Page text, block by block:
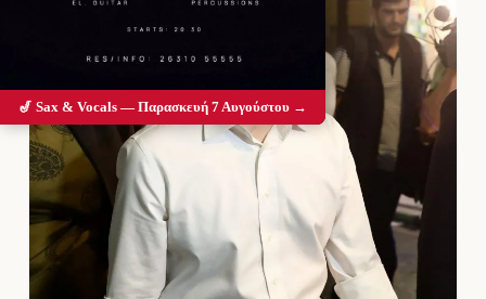
🎷 Sax & Vocals — Παρασκευή 7 Αυγούστου →